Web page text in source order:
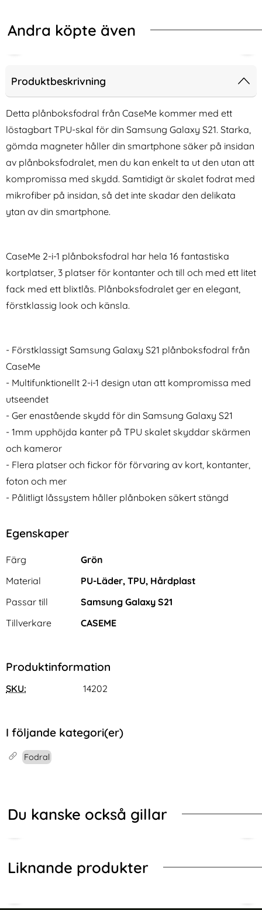
Andra köpte även
Samsung Galaxy S21 - Crystal
Akryl/TPU Skal
Tillgänglighet:
I lager Tillgänglighet:
I lager
Produktbeskrivning
Detta plånboksfodral från CaseMe kommer med ett
löstagbart TPU-skal för din Samsung Galaxy S21. Starka,
gömda magneter håller din smartphone säker på insidan
av plånboksfodralet, men du kan enkelt ta ut den utan att
kompromissa med skydd. Samtidigt är skalet fodrat med
mikrofiber på insidan, så det inte skadar den delikata
ytan av din smartphone.
CaseMe 2-i-1 plånboksfodral har hela 16 fantastiska
kortplatser, 3 platser för kontanter och till och med ett litet
fack med ett blixtlås. Plånboksfodralet ger en elegant,
förstklassig look och känsla.
- Förstklassigt Samsung Galaxy S21 plånboksfodral från
CaseMe
- Multifunktionellt 2-i-1 design utan att kompromissa med
utseendet
- Ger enastående skydd för din Samsung Galaxy S21
- 1mm upphöjda kanter på TPU skalet skyddar skärmen
och kameror
- Flera platser och fickor för förvaring av kort, kontanter,
foton och mer
- Pålitligt låssystem håller plånboken säkert stängd
Egenskaper
Egenskaper/attribut för denna produkt
Attribut
Färg
Grön
Material
PU-Läder, TPU, Hårdplast
Passar till
Samsung Galaxy S21
Tillverkare
CASEME
Produktinformation
SKU: 14202
I följande kategori(er)
Fodral
Du kanske också gillar
Liknande produkter